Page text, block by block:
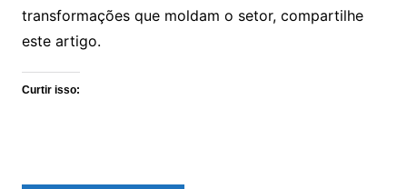
transformações que moldam o setor, compartilhe
este artigo.
Curtir isso: